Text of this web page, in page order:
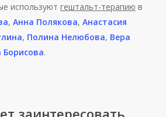
используютгештальт-терапию в
,Анна Полякова,Анастасия
, Полина Нелюбова, Вера
Борисова.
заинтересовать